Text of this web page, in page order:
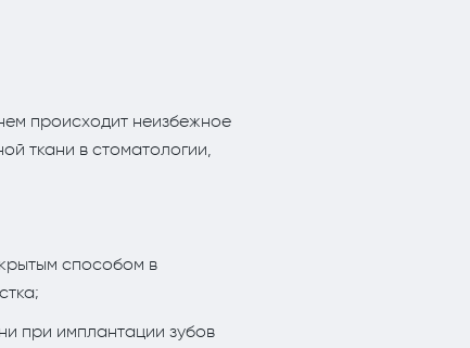
происходит неизбежное
ткани в стоматологии,
способом в
при имплантации зубов